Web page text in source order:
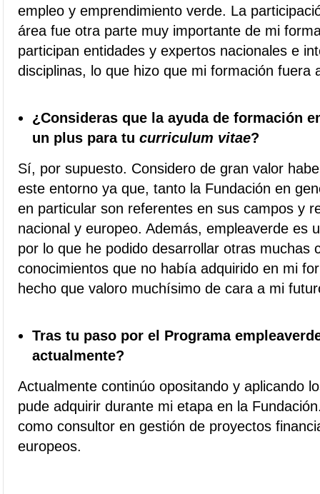
empleo y emprendimiento verde. La
área fue otra parte muy importante de mi
participan entidades y expertos nacionales e
disciplinas, lo que hizo que mi formación fuera
¿Consideras que la ayuda de formación
un plus para tu curriculum vitae?
Sí, por supuesto. Considero de gran valor
este entorno ya que, tanto la Fundación en
en particular son referentes en sus campos y
nacional y europeo. Además, empleaverde es
por lo que he podido desarrollar otras muchas
conocimientos que no había adquirido en mi
hecho que valoro muchísimo de cara a mi
Tras tu paso por el Programa
actualmente?
Actualmente continúo opositando y aplicando
pude adquirir durante mi etapa en la
como consultor en gestión de proyectos
europeos.